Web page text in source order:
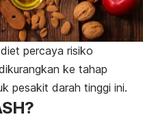
percaya risiko
ke tahap
pesakit darah tinggi ini.